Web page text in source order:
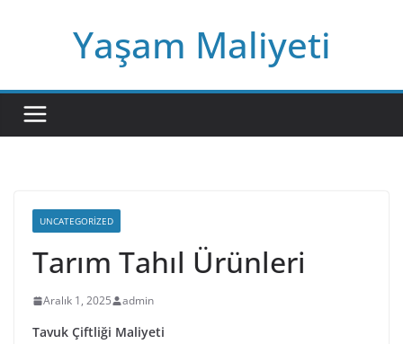
Yaşam Maliyeti
UNCATEGORIZED
Tarım Tahıl Ürünleri
Aralık 1, 2025 admin
Tavuk Çiftliği Maliyeti